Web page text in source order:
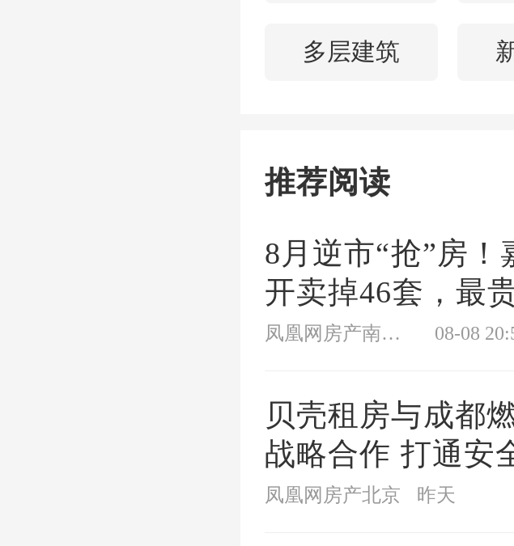
的企业进行了表
始，这份第三方
务、经营、组织、
了极大的肯定。
绿城中国董事会
产品品质是一号
准
多层建筑
推荐阅读
8月逆市“抢”房！
开卖掉46套，最
最快！
凤凰网房产南京站 08-08
贝壳租房与成都
战略合作 打通安
后一米”
凤凰网房产北京 昨天